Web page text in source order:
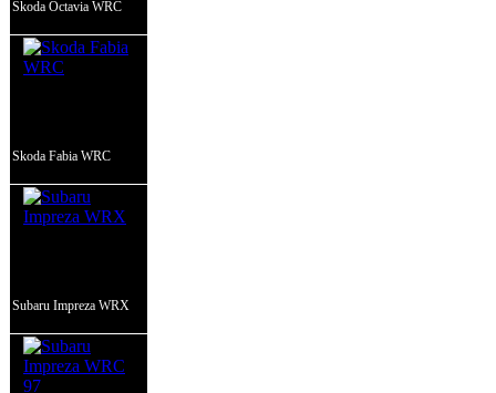
Skoda Octavia WRC
Skoda Fabia WRC
Subaru Impreza WRX